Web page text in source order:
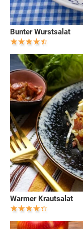
Bunter Wurstsalat
Warmer Krautsalat